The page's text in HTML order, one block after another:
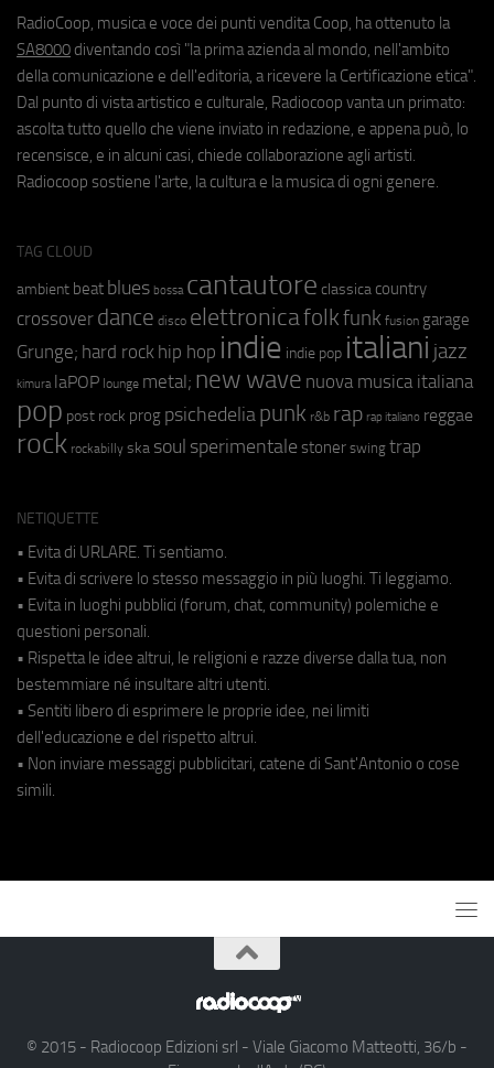
RadioCoop, musica e voce dei punti vendita Coop, ha ottenuto la
SA8000 diventando così "la prima azienda al mondo, nell'ambito
della comunicazione e dell'editoria, a ricevere la Certificazione etica".
Dal punto di vista artistico e culturale, Radiocoop vanta un primato:
ascolta tutto quello che viene inviato in redazione, e appena può, lo
recensisce, e in alcuni casi, chiede collaborazione agli artisti.
Radiocoop sostiene l'arte, la cultura e la musica di ogni genere.
TAG CLOUD
ambient beat blues bossa cantautore classica country
crossover dance disco elettronicafolkfunk fusion garage
Grunge; hard rock hip hop indie indie pop italiani jazz
kimura laPOP lounge metal; new wave nuova musica italiana
pop post rock prog psichedeliapunk r&b rap rap italiano reggae
rock rockabilly ska soul sperimentale stoner swing trap
NETIQUETTE
• Evita di URLARE. Ti sentiamo.
• Evita di scrivere lo stesso messaggio in più luoghi. Ti leggiamo.
• Evita in luoghi pubblici (forum, chat, community) polemiche e
questioni personali.
• Rispetta le idee altrui, le religioni e razze diverse dalla tua, non
bestemmiare né insultare altri utenti.
• Sentiti libero di esprimere le proprie idee, nei limiti
dell'educazione e del rispetto altrui.
• Non inviare messaggi pubblicitari, catene di Sant'Antonio o cose
simili.
© 2015 - Radiocoop Edizioni srl - Viale Giacomo Matteotti, 36/b -